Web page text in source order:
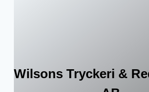
Wilsons Tryckeri &